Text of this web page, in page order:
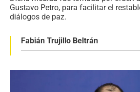
Gustavo Petro, para facilitar el
diálogos de paz.
Fabián Trujillo Beltrán